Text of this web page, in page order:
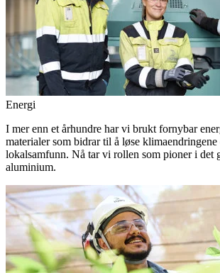
Energi
I mer enn et århundre har vi brukt fornybar
materialer som bidrar til å løse
lokalsamfunn. Nå tar vi rollen som pioner i det
aluminium.